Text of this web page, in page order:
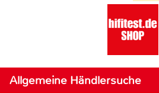
Allgemeine Händlersuche